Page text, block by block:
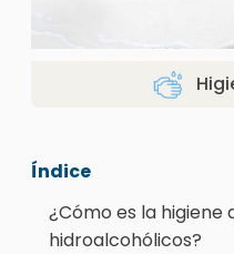
Índice
¿Cómo es la higiene
hidroalcohólicos?